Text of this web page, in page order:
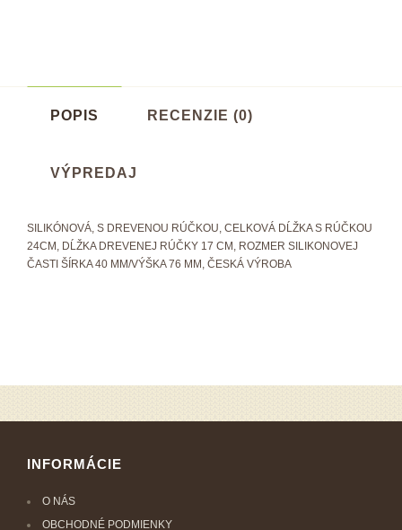
POPIS RECENZIE (0)
VÝPREDAJ
SILIKÓNOVÁ, S DREVENOU RÚČKOU, CELKOVÁ DĹŽKA S RÚČKOU
24CM, DĹŽKA DREVENEJ RÚČKY 17 CM, ROZMER SILIKONOVEJ
ČASTI ŠÍRKA 40 MM/VÝŠKA 76 MM, ČESKÁ VÝROBA
INFORMÁCIE
O NÁS
OBCHODNÉ PODMIENKY